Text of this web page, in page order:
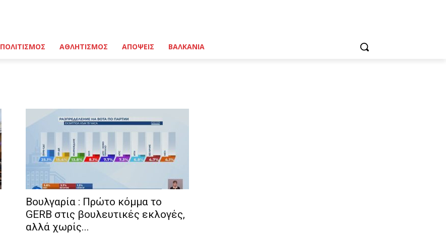
ΠΟΛΙΤΙΣΜΟΣ ΑΘΛΗΤΙΣΜΟΣ ΑΠΟΨΕΙΣ ΒΑΛΚΑΝΙΑ
Βουλγαρία : Πρώτο κόμμα το
GERB στις βουλευτικές εκλογές,
αλλά χωρίς...